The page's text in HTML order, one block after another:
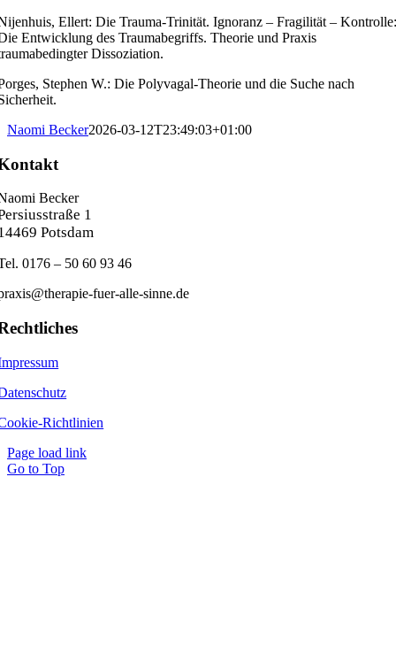
Ellert: Die Trauma-Trinität. Ignoranz – Fragilität –
Entwicklung des Traumabegriffs. Theorie und Praxis
Dissoziation.
Stephen W.: Die Polyvagal-Theorie und die Suche nach
Naomi Becker2026-03-12T23:49:03+01:00
Becker
1
Potsdam
0176 – 50 60 93 46
fuer-alle-sinne.de
Richtlinien
Page load link
Go to Top